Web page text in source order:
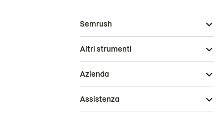
Semrush
Altri strumenti
Azienda
Assistenza